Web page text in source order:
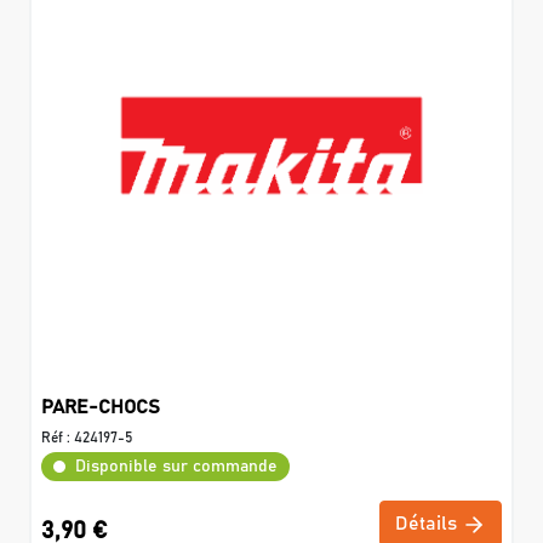
PARE-CHOCS
Réf : 424197-5
Disponible sur commande
3,90 € Détails